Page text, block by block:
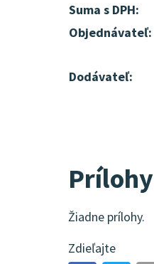
Suma s DPH:
Objednávateľ:
Dodávateľ:
Prílohy
Žiadne prílohy.
Zdieľajte